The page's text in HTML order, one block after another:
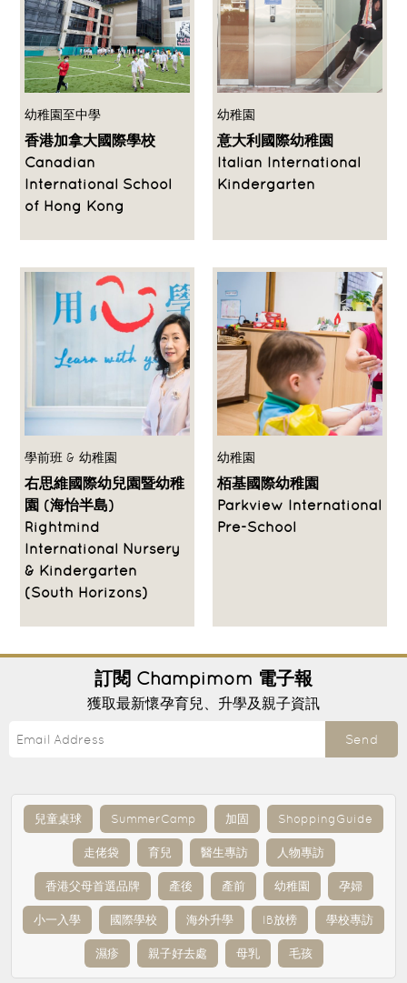
幼稚園至中學
香港加拿大國際學校
Canadian
International School
of Hong Kong
幼稚園
意大利國際幼稚園
Italian International
Kindergarten
學前班 & 幼稚園
右思維國際幼兒園暨幼稚
園 (海怡半島)
Rightmind
International Nursery
& Kindergarten
(South Horizons)
幼稚園
栢基國際幼稚園
Parkview International
Pre-School
訂閱 Champimom 電子報
獲取最新懷孕育兒、升學及親子資訊
Send
兒童桌球 SummerCamp 加固 ShoppingGuide
走佬袋 育兒 醫生專訪 人物專訪
香港父母首選品牌 產後 產前 幼稚園 孕婦
小一入學 國際學校 海外升學 IB放榜 學校專訪
濕疹 親子好去處 母乳 毛孩